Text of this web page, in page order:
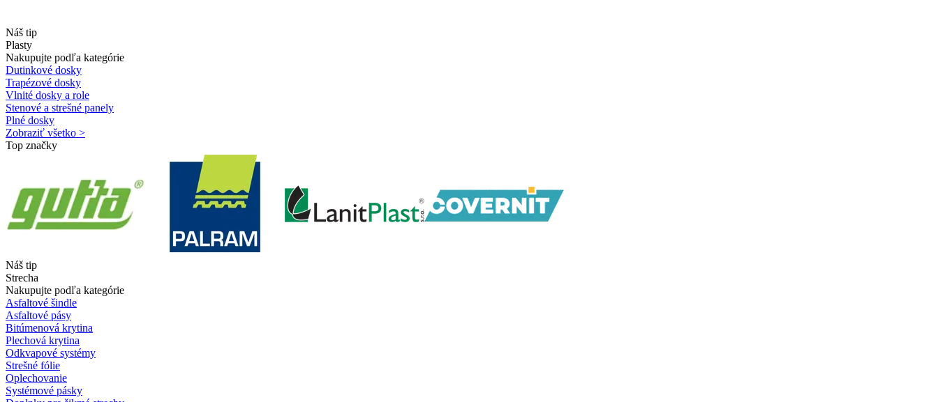
Náš tip
Plasty
Nakupujte podľa kategórie
Dutinkové dosky
Trapézové dosky
Vlnité dosky a role
Stenové a strešné panely
Plné dosky
Zobraziť všetko >
Top značky
Náš tip
Strecha
Nakupujte podľa kategórie
Asfaltové šindle
Asfaltové pásy
Bitúmenová krytina
Plechová krytina
Odkvapové systémy
Strešné fólie
Oplechovanie
Systémové pásky